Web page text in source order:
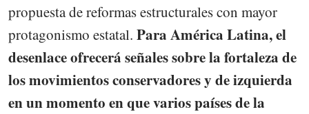
propuesta de reformas estructurales con mayor
protagonismo estatal. Para América Latina, el
desenlace ofrecerá señales sobre la fortaleza de
los movimientos conservadores y de izquierda
en un momento en que varios países de la